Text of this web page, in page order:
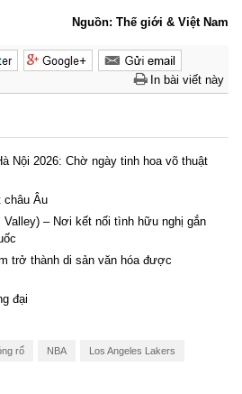
Nguồn: Thế giới & Việt Nam
In bài viết này
Nội 2026: Chờ ngày tinh hoa võ thuật
châu Âu
Valley) – Nơi kết nối tình hữu nghị gắn
trở thành di sản văn hóa được
đại
rổ NBA Los Angeles Lakers